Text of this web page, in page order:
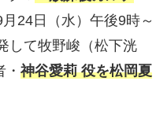
24日（水）午後9時～
して牧野峻（松下洸
神谷愛莉 役を松岡夏